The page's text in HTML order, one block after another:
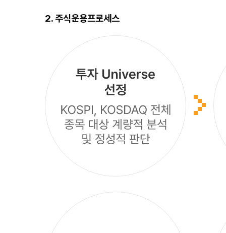
2. 주식운용프로세스